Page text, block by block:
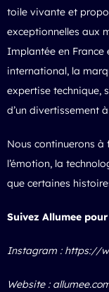
toile vivante et
exceptionnelles aux
Implantée en
international, la
expertise technique,
d’un divertissement
Nous continuerons
l’émotion, la
que certaines
Suivez Allumee
Instagram : https://
Website :